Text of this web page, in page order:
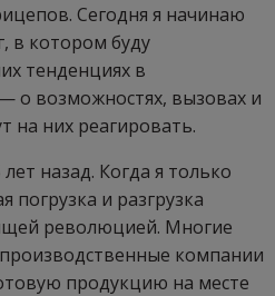
Сегодня я начинаю
в котором буду
тенденциях в
о возможностях, вызовах и
на них реагировать.
назад. Когда я только
погрузка и разгрузка
революцией. Многие
компании
продукцию на месте